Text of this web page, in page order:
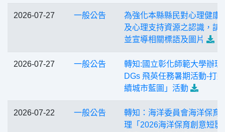
2026-07-27 一般公告
為強化本縣縣民對心理健康
及心理支持資源之認識，請
並宣導相關標語及圖片
2026-07-27 一般公告
轉知:國立彰化師範大學辦理
DGs 飛英任務暑期活動-打
續城市藍圖」活動
2026-07-22 一般公告
轉知：海洋委員會海洋保育
理「2026海洋保育創意短影